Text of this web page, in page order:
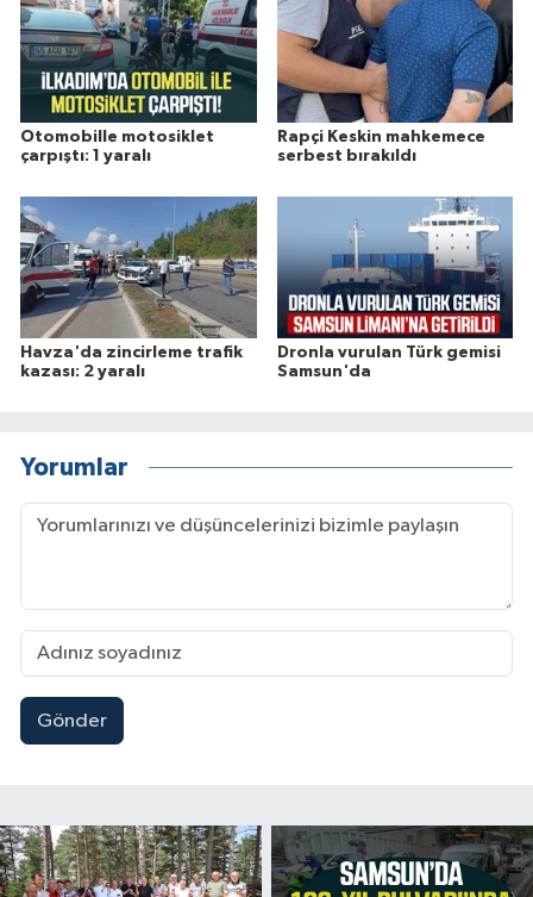
Otomobille motosiklet
çarpıştı: 1 yaralı
Rapçi Keskin mahkemece
serbest bırakıldı
Havza'da zincirleme trafik
kazası: 2 yaralı
Dronla vurulan Türk gemisi
Samsun'da
Yorumlar
Gönder